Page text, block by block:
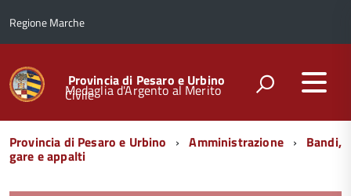
Regione Marche
Provincia di Pesaro e Urbino
Medaglia d'Argento al Merito
Civile
Menu
di
Provincia di Pesaro e Urbino Amministrazione Bandi,
gare e appalti